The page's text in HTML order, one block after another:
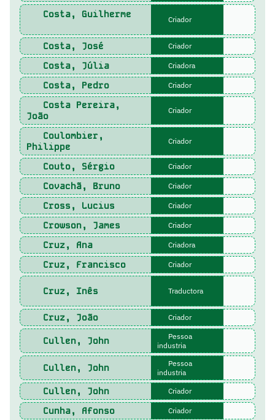
Costa, Guilherme Criador
Costa, José Criador
Costa, Júlia Criadora
Costa, Pedro Criador
Costa Pereira,
João
Criador
Coulombier,
Philippe
Criador
Couto, Sérgio Criador
Covachã, Bruno Criador
Cross, Lucius Criador
Crowson, James Criador
Cruz, Ana Criadora
Cruz, Francisco Criador
Cruz, Inês Traductora
Cruz, João Criador
Cullen, John
Pessoa
industria
Cullen, John
Pessoa
industria
Cullen, John Criador
Cunha, Afonso Criador